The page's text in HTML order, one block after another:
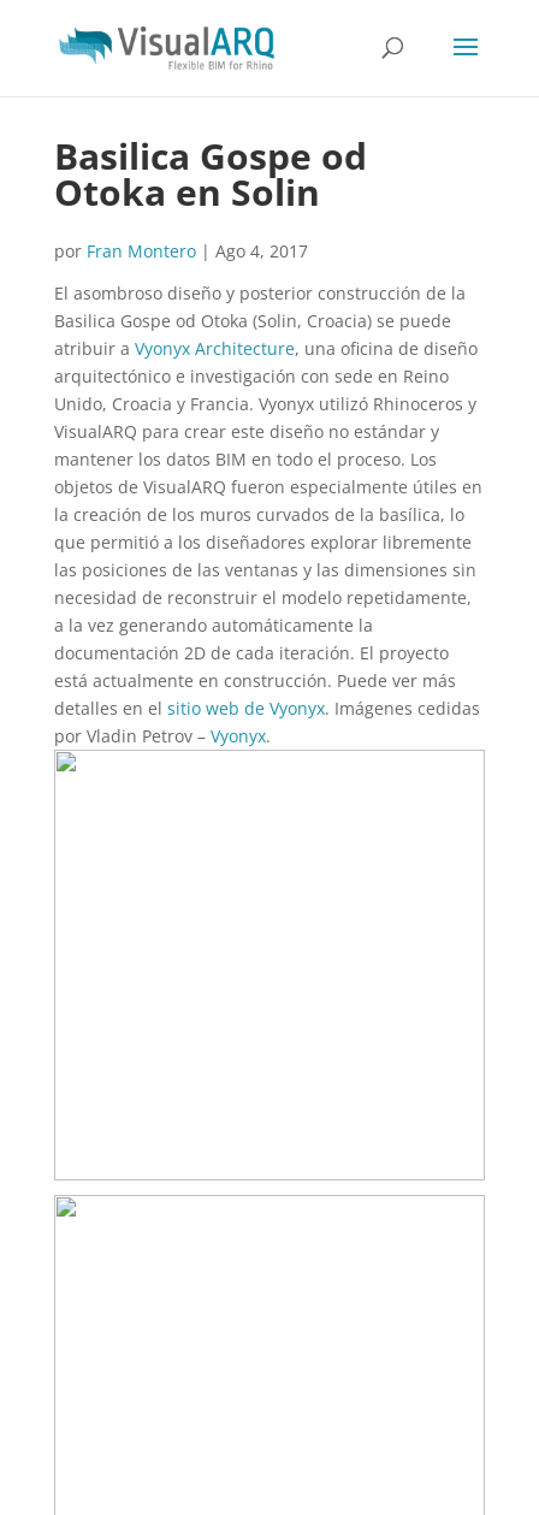
Basilica Gospe od
Otoka en Solin
por Fran Montero| Ago 4, 2017
El asombroso diseño y posterior construcción de la
Basilica Gospe od Otoka (Solin, Croacia) se puede
atribuir a Vyonyx Architecture, una oficina de diseño
arquitectónico e investigación con sede en Reino
Unido, Croacia y Francia. Vyonyx utilizó Rhinoceros y
VisualARQ para crear este diseño no estándar y
mantener los datos BIM en todo el proceso. Los
objetos de VisualARQ fueron especialmente útiles en
la creación de los muros curvados de la basílica, lo
que permitió a los diseñadores explorar libremente
las posiciones de las ventanas y las dimensiones sin
necesidad de reconstruir el modelo repetidamente,
a la vez generando automáticamente la
documentación 2D de cada iteración. El proyecto
está actualmente en construcción. Puede ver más
detalles en el sitio web de Vyonyx. Imágenes cedidas
por Vladin Petrov – Vyonyx.